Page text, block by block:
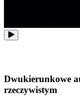
Dwukierunkowe
rzeczywistym